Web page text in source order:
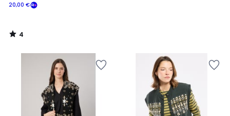
20,00 €
4
/